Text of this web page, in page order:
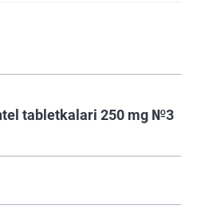
tabletkalari 250 mg №3